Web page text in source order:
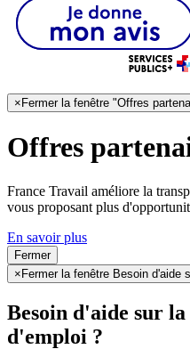
× Fermer la fenêtre "Offres
Offres
France Travail améliore la
vous proposant plus
En savoir plus
Fermer
×Fermer la fenêtre Besoin d'aide
Besoin d'aide sur
d'emploi ?